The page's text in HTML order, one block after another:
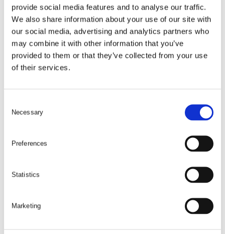
provide social media features and to analyse our traffic.
We also share information about your use of our site with
our social media, advertising and analytics partners who
may combine it with other information that you’ve
provided to them or that they’ve collected from your use
of their services.
Necessary
Preferences
Statistics
Marketing
Att välja träslag vid en
produktion är kul, men
det kan även vara en
projekt!